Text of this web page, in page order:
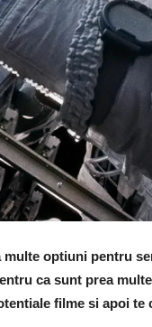
optiuni pentru
ca sunt prea
filme si apoi te